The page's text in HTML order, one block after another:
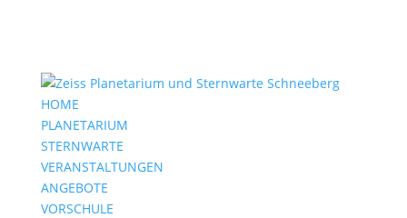
HOME
PLANETARIUM
STERNWARTE
VERANSTALTUNGEN
ANGEBOTE
VORSCHULE